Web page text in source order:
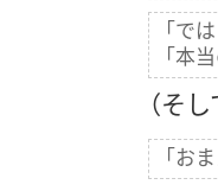
「で
「本
（そ
「お